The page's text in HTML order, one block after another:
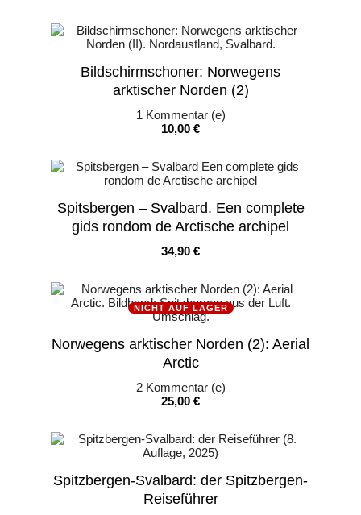
Bildschirmschoner: Norwegens
arktischer Norden (2)
1 Kommentar (e)
Preis
10,00 €
Spitsbergen – Svalbard. Een complete
gids rondom de Arctische archipel
Preis
34,90 €
NICHT AUF LAGER
Norwegens arktischer Norden (2): Aerial
Arctic
2Kommentar (e)
Preis
25,00 €
Spitzbergen-Svalbard: der Spitzbergen-
Reiseführer